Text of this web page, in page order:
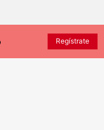
Regístrate